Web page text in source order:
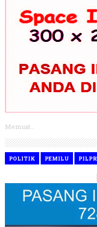
Memuat...
POLITIK PEMILU